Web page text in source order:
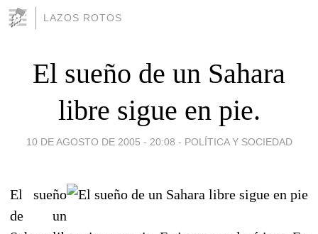
LAZOS ROTOS
El sueño de un Sahara
libre sigue en pie.
10 DE AGOSTO DE 2005 - 20:08 - POLÍTICA Y SOCIEDAD
El sueño
de un